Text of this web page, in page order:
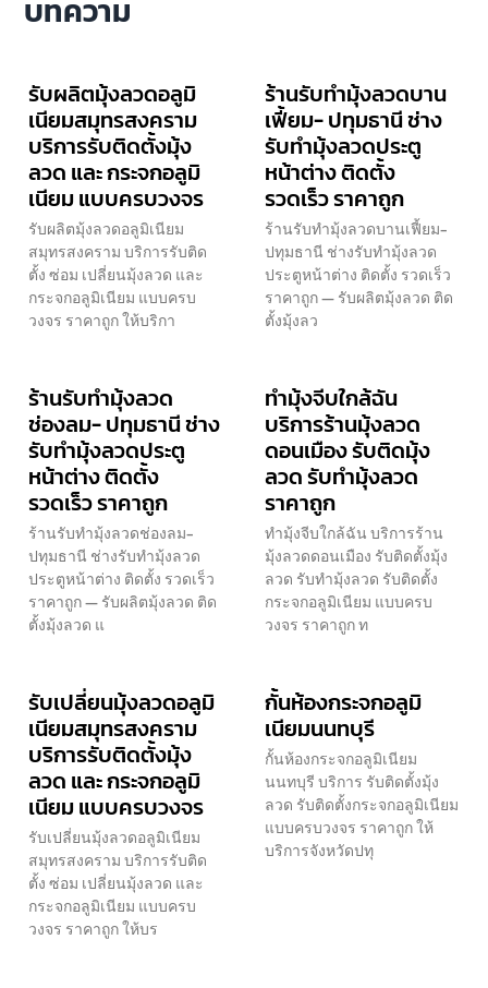
บทความ
รับผลิตมุ้งลวดอลูมิ
เนียมสมุทรสงคราม
บริการรับติดตั้งมุ้ง
ลวด และ กระจกอลูมิ
เนียม แบบครบวงจร
รับผลิตมุ้งลวดอลูมิเนียม
สมุทรสงคราม บริการรับติด
ตั้ง ซ่อม เปลี่ยนมุ้งลวด และ
กระจกอลูมิเนียม แบบครบ
วงจร ราคาถูก ให้บริกา
ร้านรับทำมุ้งลวดบาน
เฟี้ยม- ปทุมธานี ช่าง
รับทำมุ้งลวดประตู
หน้าต่าง ติดตั้ง
รวดเร็ว ราคาถูก
ร้านรับทำมุ้งลวดบานเฟี้ยม-
ปทุมธานี ช่างรับทำมุ้งลวด
ประตูหน้าต่าง ติดตั้ง รวดเร็ว
ราคาถูก — รับผลิตมุ้งลวด ติด
ตั้งมุ้งลว
ร้านรับทำมุ้งลวด
ช่องลม- ปทุมธานี ช่าง
รับทำมุ้งลวดประตู
หน้าต่าง ติดตั้ง
รวดเร็ว ราคาถูก
ร้านรับทำมุ้งลวดช่องลม-
ปทุมธานี ช่างรับทำมุ้งลวด
ประตูหน้าต่าง ติดตั้ง รวดเร็ว
ราคาถูก — รับผลิตมุ้งลวด ติด
ตั้งมุ้งลวด แ
ทำมุ้งจีบใกล้ฉัน
บริการร้านมุ้งลวด
ดอนเมือง รับติดมุ้ง
ลวด รับทำมุ้งลวด
ราคาถูก
ทำมุ้งจีบใกล้ฉัน บริการร้าน
มุ้งลวดดอนเมือง รับติดตั้งมุ้ง
ลวด รับทำมุ้งลวด รับติดตั้ง
กระจกอลูมิเนียม แบบครบ
วงจร ราคาถูก ท
รับเปลี่ยนมุ้งลวดอลูมิ
เนียมสมุทรสงคราม
บริการรับติดตั้งมุ้ง
ลวด และ กระจกอลูมิ
เนียม แบบครบวงจร
รับเปลี่ยนมุ้งลวดอลูมิเนียม
สมุทรสงคราม บริการรับติด
ตั้ง ซ่อม เปลี่ยนมุ้งลวด และ
กระจกอลูมิเนียม แบบครบ
วงจร ราคาถูก ให้บร
กั้นห้องกระจกอลูมิ
เนียมนนทบุรี
กั้นห้องกระจกอลูมิเนียม
นนทบุรี บริการ รับติดตั้งมุ้ง
ลวด รับติดตั้งกระจกอลูมิเนียม
แบบครบวงจร ราคาถูก ให้
บริการจังหวัดปทุ